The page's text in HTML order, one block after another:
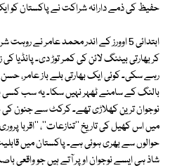
حفیظ کی ذمے دارانہ شراکت نے پاکستان کو ایک بڑے
ابتدائی 5 اوورز کے اندر محمد عامر نے
کر بھارتی بیٹنگ لائن کی کمر توڑ دی۔ پانڈیا کی
رہے سکی۔ کوئی ایک بھارتی بلے باز عامر،
بالنگ کے سامنے ٹھہر نہیں سکا۔ یہ سب کسی
نوجوان ترین کھلاڑی تھے۔ کرکٹ سے جنون
میں اس کھیل کی تاریخ ''تنازعات''، ''اقربا
حوالوں سے بھری ہوئی ہے۔ پاکستان میں
شاذ ہی ایسے نوجوان اوپر آتے ہیں جو واقعی